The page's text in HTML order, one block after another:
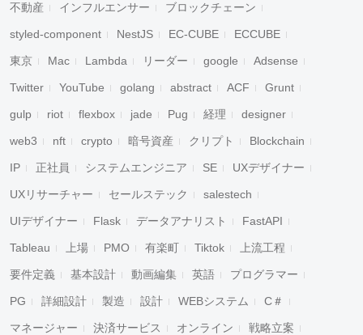
不動産 インフルエンサー ブロックチェーン
styled-component NestJS EC-CUBE ECCUBE
東京 Mac Lambda リーダー google Adsense
Twitter YouTube golang abstract ACF Grunt
gulp riot flexbox jade Pug 経理 designer
web3 nft crypto 暗号資産 クリプト Blockchain
IP 正社員 システムエンジニア SE UXデザイナー
UXリサーチャー セールステック salestech
UIデザイナー Flask データアナリスト FastAPI
Tableau 上場 PMO 有楽町 Tiktok 上流工程
要件定義 基本設計 動画編集 英語 プログラマー
PG 詳細設計 製造 設計 WEBシステム C＃
マネージャー 決済サービス オンライン 戦略立案